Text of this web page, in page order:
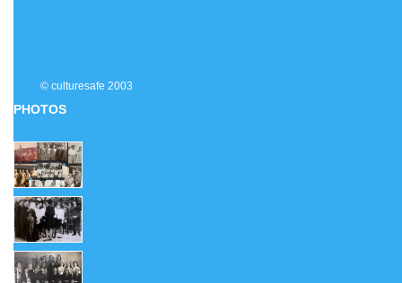
© culturesafe 2003
PHOTOS